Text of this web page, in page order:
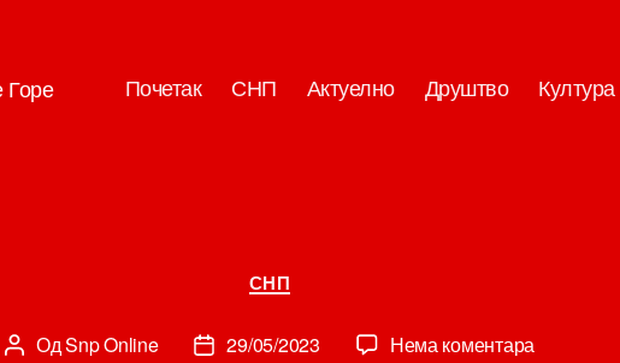
Горе Почетак СНП Актуелно Друштво Култура
Категорије
СНП
Аутор
ОдSnp Online
Датум
29/05/2023 Нема коментара